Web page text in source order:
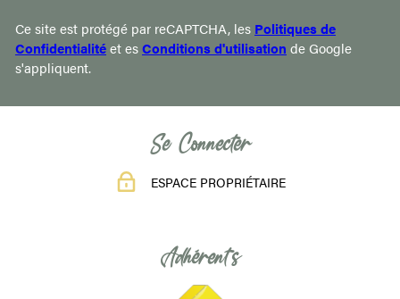
Ce site est protégé par reCAPTCHA, les Politiques de
Confidentialitéet esConditions d'utilisation de Google
s'appliquent.
Se Connecter
ESPACE PROPRIÉTAIRE
Adhérents